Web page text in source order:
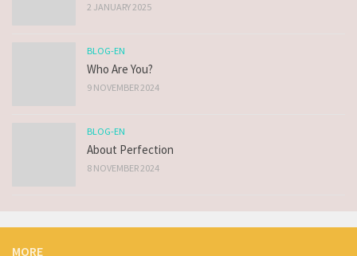
2 JANUARY 2025
BLOG-EN
Who Are You?
9 NOVEMBER 2024
BLOG-EN
About Perfection
8 NOVEMBER 2024
MORE